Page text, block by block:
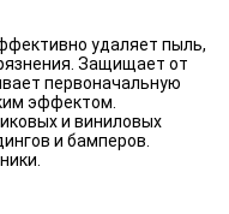
удаляет пыль,
Защищает от
первоначальную
эффектом.
и виниловых
и бамперов.